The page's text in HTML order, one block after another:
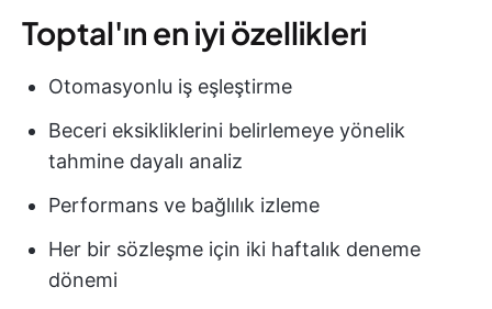
Toptal'ın en iyi özellikleri
Otomasyonlu iş eşleştirme
Beceri eksikliklerini belirlemeye yönelik
tahmine dayalı analiz
Performans ve bağlılık izleme
Her bir sözleşme için iki haftalık deneme
dönemi